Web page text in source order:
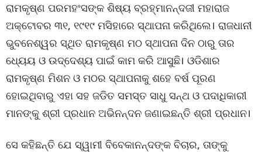
ରାମକୃଷ୍ଣ ପରମହଂସଙ୍କ ଶିଷ୍ୟ ବ୍ରହ୍ମାନନ୍ଦଜୀ ମହାରାଜ
ଅକ୍ଟୋବର ୩୧, ୧୯୧୯ ମସିହାରେ ସ୍ଥାପନା କରିଥିଲେ। ରାଜଧାନୀ
ଭୁବନେଶ୍ୱର ସ୍ଥିତ ରାମକୃଷ୍ଣ ମଠ ସ୍ଥାପନା ଦିନ ଠାରୁ ତାର
ଧ୍ୟେୟ ଓ ଉଦ୍ଦେଶ୍ୟ ପାଇଁ କାମ କରି ଆସୁଛି। ଓଡିଶାର
ରାମକୃଷ୍ଣ ମିଶନ ଓ ମଠର ସ୍ଥାପନାକୁ ଶହେ ବର୍ଷ ପୂରଣ
ହୋଇଥିବାରୁ ଏହା ସହ ଜଡିତ ସମସ୍ତ ସାଧୁ ସନ୍ଥ ଓ ପଦାଧିକାରୀ
ମାନଙ୍କୁ ଶ୍ରୀ ପ୍ରଧାନ ଅଭିନନ୍ଦନ ଜଣାଇଛନ୍ତି ଶ୍ରୀ ପ୍ରଧାନ।
ସେ କହିଛନ୍ତି ଯେ ସ୍ୱାମୀ ବିବେକାନନ୍ଦଙ୍କ ବିଚାର, ତାଙ୍କୁ